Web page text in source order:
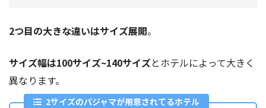
2つ目の大きな違いはサイズ展開。
サイズ幅は100サイズ~140サイズとホテルによって大きく
異なります。
2サイズのパジャマが用意されてるホテル